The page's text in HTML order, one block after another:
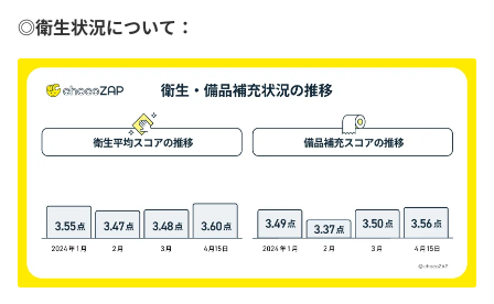
◎衛生状況について：